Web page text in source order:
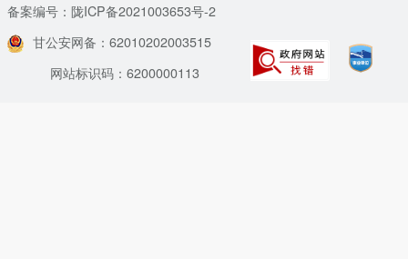
备案编号：陇ICP备2021003653号-2
甘公安网备：62010202003515
网站标识码：6200000113